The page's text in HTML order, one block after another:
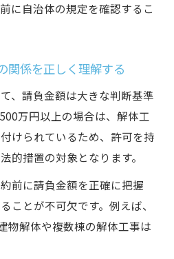
に自治体の規定を確認するこ
関係を正しく理解する
、請負金額は大きな判断基準
万円以上の場合は、解体工
けられているため、許可を持
的措置の対象となります。
前に請負金額を正確に把握
ことが不可欠です。例えば、
物解体や複数棟の解体工事は